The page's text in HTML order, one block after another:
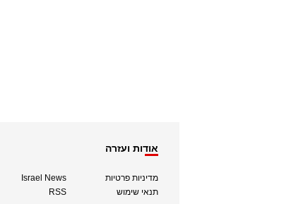
אודות ועזרה
מדיניות פרטיות
תנאי שימוש
Israel News
RSS